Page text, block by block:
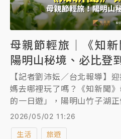
母親節輕旅｜《知
陽明山秘境、必比登
【記者劉沛妘／台北報導】
媽去哪裡玩了嗎？《知新聞
的一日遊」，陽明山竹子湖
上賞花、體驗生態人文，傍晚
其林必比登美食！
2026/05/02 11:26
生活 旅遊